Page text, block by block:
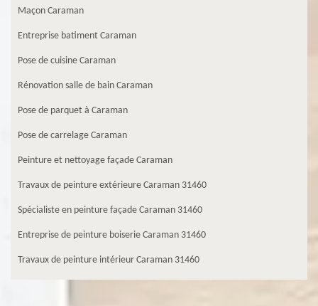
Maçon Caraman
Entreprise batiment Caraman
Pose de cuisine Caraman
Rénovation salle de bain Caraman
Pose de parquet à Caraman
Pose de carrelage Caraman
Peinture et nettoyage façade Caraman
Travaux de peinture extérieure Caraman 31460
Spécialiste en peinture façade Caraman 31460
Entreprise de peinture boiserie Caraman 31460
Travaux de peinture intérieur Caraman 31460